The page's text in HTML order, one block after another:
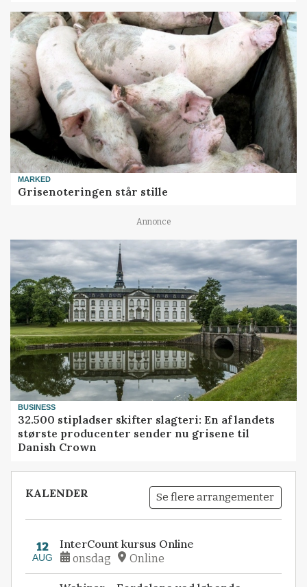
MARKED
Grisenoteringen står stille
Annonce
BUSINESS
32.500 stipladser skifter slagteri: En af landets
største producenter sender nu grisene til
Danish Crown
KALENDER Se flere arrangementer
12
AUG
InterCount kursus Online
onsdag Online